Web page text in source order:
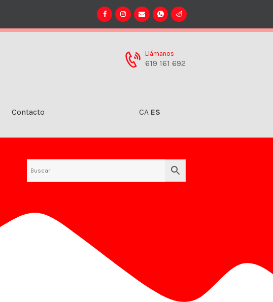
Llámanos
619 161 692
Contacto CA ES